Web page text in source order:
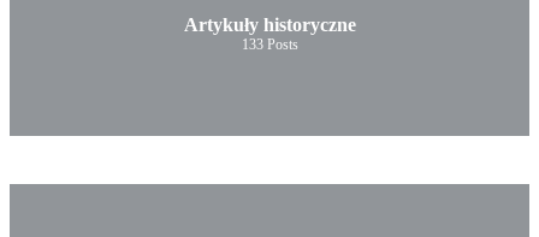
Artykuły historyczne
133 Posts